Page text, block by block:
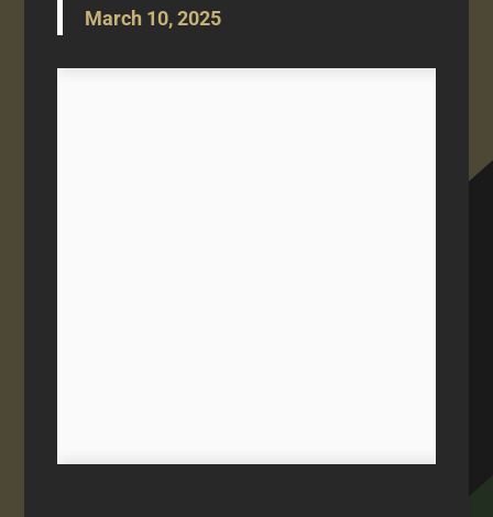
March 10, 2025